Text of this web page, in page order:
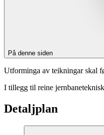
På denne siden
Utforminga av teikningar skal
I tillegg til reine
Detaljplan